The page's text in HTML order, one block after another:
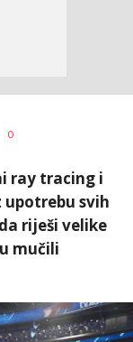
0
ray tracing i
svih
riješi velike
mučili